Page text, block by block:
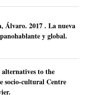
Álvaro. 2017. La nueva
y global.
to the
socio-cultural Centre